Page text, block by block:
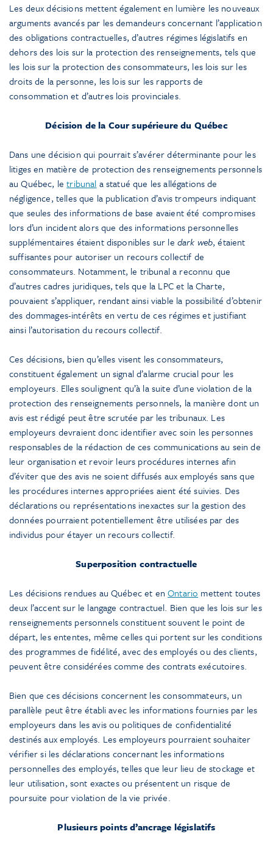
Les deux décisions mettent également en lumière les nouveaux
arguments avancés par les demandeurs concernant l’application
des obligations contractuelles, d’autres régimes législatifs en
dehors des lois sur la protection des renseignements, tels que
les lois sur la protection des consommateurs, les lois sur les
droits de la personne, les lois sur les rapports de
consommation et d’autres lois provinciales.
Décision de la Cour supérieure du Québec
Dans une décision qui pourrait s’avérer déterminante pour les
litiges en matière de protection des renseignements personnels
au Québec, letribunal a statué que les allégations de
négligence, telles que la publication d’avis trompeurs indiquant
que seules des informations de base avaient été compromises
lors d’un incident alors que des informations personnelles
supplémentaires étaient disponibles sur le dark web, étaient
suffisantes pour autoriser un recours collectif de
consommateurs. Notamment, le tribunal a reconnu que
d’autres cadres juridiques, tels que la LPC et la Charte,
pouvaient s’appliquer, rendant ainsi viable la possibilité d’obtenir
des dommages-intérêts en vertu de ces régimes et justifiant
ainsi l’autorisation du recours collectif.
Ces décisions, bien qu’elles visent les consommateurs,
constituent également un signal d’alarme crucial pour les
employeurs. Elles soulignent qu’à la suite d’une violation de la
protection des renseignements personnels, la manière dont un
avis est rédigé peut être scrutée par les tribunaux. Les
employeurs devraient donc identifier avec soin les personnes
responsables de la rédaction de ces communications au sein de
leur organisation et revoir leurs procédures internes afin
d’éviter que des avis ne soient diffusés aux employés sans que
les procédures internes appropriées aient été suivies. Des
déclarations ou représentations inexactes sur la gestion des
données pourraient potentiellement être utilisées par des
individus pour étayer un recours collectif.
Superposition contractuelle
Les décisions rendues au Québec et enOntario mettent toutes
deux l’accent sur le langage contractuel. Bien que les lois sur les
renseignements personnels constituent souvent le point de
départ, les ententes, même celles qui portent sur les conditions
des programmes de fidélité, avec des employés ou des clients,
peuvent être considérées comme des contrats exécutoires.
Bien que ces décisions concernent les consommateurs, un
parallèle peut être établi avec les informations fournies par les
employeurs dans les avis ou politiques de confidentialité
destinés aux employés. Les employeurs pourraient souhaiter
vérifier si les déclarations concernant les informations
personnelles des employés, telles que leur lieu de stockage et
leur utilisation, sont exactes ou présentent un risque de
poursuite pour violation de la vie privée.
Plusieurs points d’ancrage législatifs